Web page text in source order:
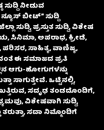
ಸುದ್ದಿ ನೀಡುವ
ಬೀಟ್” ಸುದ್ದಿ
ಸುದ್ದಿ, ಪ್ರಸ್ತುತ ಸುದ್ದಿ, ವಿಶೇಷ
ಸಿನಿಮಾ, ಅಪರಾಧ, ಕ್ರೀಡೆ,
ಸಾಹಿತ್ಯ, ವಾಣಿಜ್ಯ,
ಈ ಸಮಾಜದ ಪ್ರತಿ
ಆಗು-ಹೋಗುಗಳನ್ನು
ಸಾಗುತ್ತೇವೆ. ಒಟ್ಟಿನಲ್ಲಿ,
ಸದೃಢ ತಂಡದೊಂದಿಗೆ,
ವಿಶೇಷವಾಗಿ ಸುದ್ದಿ,
ಸದಾ ನಿಮ್ಮೊಂದಿಗೆ